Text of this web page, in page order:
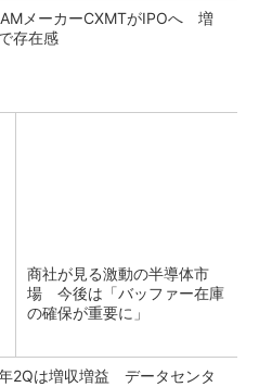
メーカーCXMTがIPOへ 増
存在感
商社が見る激動の半導体市
場 今後は「バッファー在庫
の確保が重要に」
2Qは増収増益 データセンタ